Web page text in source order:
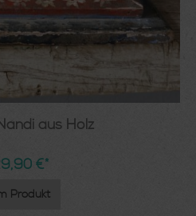
aus Holz
€*
Produkt